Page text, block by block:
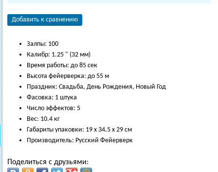
Добавить к сравнению
Залпы: 100
Калибр: 1.25 " (32 мм)
Время работы: до 85 сек
Высота фейерверка: до 55 м
Праздник: Свадьба, День Рождения, Новый Год
Фасовка: 1 штука
Число эффектов: 5
Вес: 10.4 кг
Габариты упаковки: 19 х 34.5 х 29 см
Производитель: Русский Фейерверк
Поделиться с друзьями: